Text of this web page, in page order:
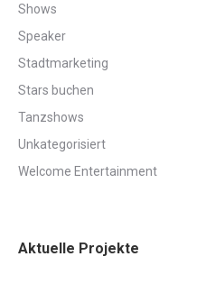
Shows
Speaker
Stadtmarketing
Stars buchen
Tanzshows
Unkategorisiert
Welcome Entertainment
Aktuelle Projekte